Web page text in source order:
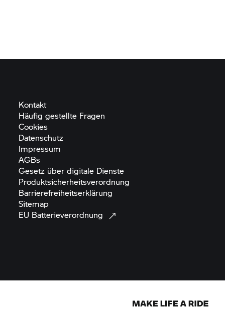
Kontakt
Häufig gestellte Fragen
Cookies
Datenschutz
Impressum
AGBs
Gesetz über digitale Dienste
Produktsicherheitsverordnung
Barrierefreiheitserklärung
Sitemap
EU Batterieverordnung